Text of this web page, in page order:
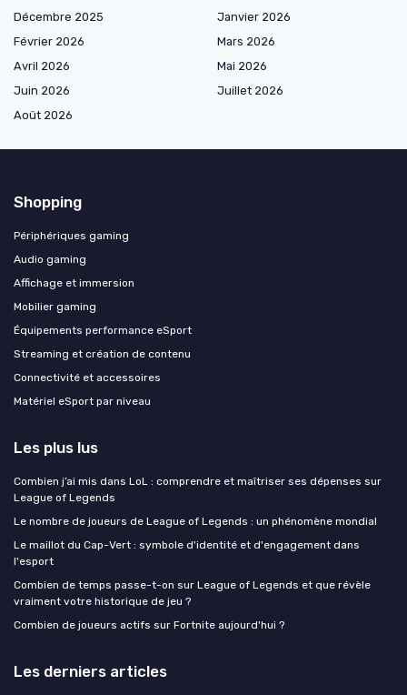
Décembre 2025
Janvier 2026
Février 2026
Mars 2026
Avril 2026
Mai 2026
Juin 2026
Juillet 2026
Août 2026
Shopping
Périphériques gaming
Audio gaming
Affichage et immersion
Mobilier gaming
Équipements performance eSport
Streaming et création de contenu
Connectivité et accessoires
Matériel eSport par niveau
Les plus lus
Combien j’ai mis dans LoL : comprendre et maîtriser ses dépenses sur
League of Legends
Le nombre de joueurs de League of Legends : un phénomène mondial
Le maillot du Cap-Vert : symbole d'identité et d'engagement dans
l'esport
Combien de temps passe-t-on sur League of Legends et que révèle
vraiment votre historique de jeu ?
Combien de joueurs actifs sur Fortnite aujourd'hui ?
Les derniers articles